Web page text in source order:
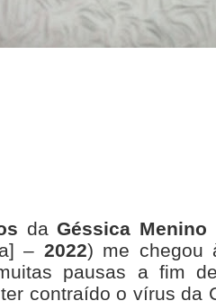
da Géssica Menino
– 2022) me chegou
pausas a fim
contraído o vírus da